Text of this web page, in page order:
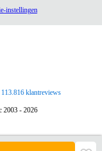
instellingen
klantreviews
2003 - 2026